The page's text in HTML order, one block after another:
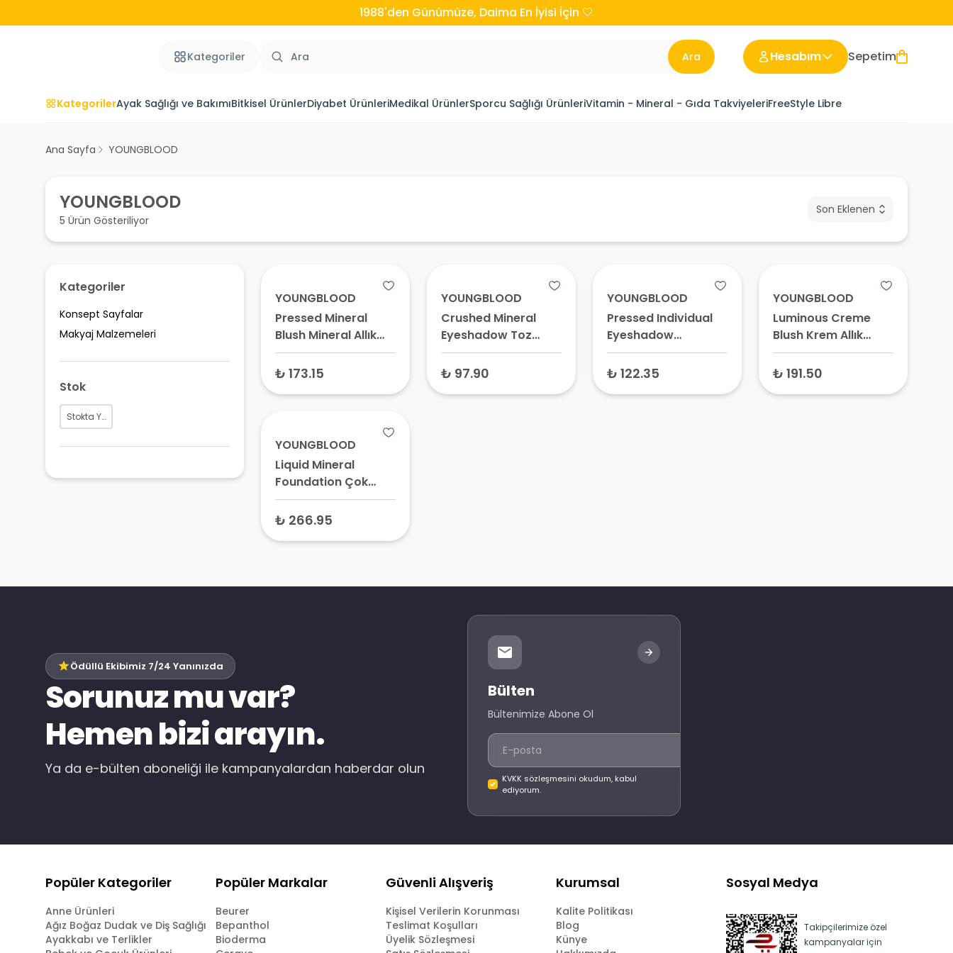
1988'den Günümüze, Daima En İyisi İçin 🤍
Kategoriler Ara Hesabım Sepetim
KategorilerAyak Sağlığı ve BakımıBitkisel ÜrünlerDiyabet ÜrünleriMedikal ÜrünlerSporcu Sağlığı ÜrünleriVitamin - Mineral - Gıda TakviyeleriFreeStyle Libre
Ana Sayfa YOUNGBLOOD
YOUNGBLOOD
5 Ürün Gösteriliyor
Son Eklenen
Kategoriler
Konsept Sayfalar
Makyaj Malzemeleri
Stok
Stokta Yok
YOUNGBLOOD
Pressed Mineral
Blush Mineral Allık
Temptress 3 gr
₺ 173.15
YOUNGBLOOD
Crushed Mineral
Eyeshadow Toz
Mineral Far Raven 2
gr
₺ 97.90
YOUNGBLOOD
Pressed Individual
Eyeshadow
Sıkıştırılmış Göz Farı
Alabaster
₺ 122.35
YOUNGBLOOD
Luminous Creme
Blush Krem Allık
Taffeta 6 gr
₺ 191.50
YOUNGBLOOD
Liquid Mineral
Foundation Çok
Koyu Bronz Tenler
için Fondöten
₺ 266.95
Ödüllü Ekibimiz 7/24 Yanınızda
Sorunuz mu var?
Hemen bizi arayın.
Ya da e-bülten aboneliği ile kampanyalardan haberdar olun
Bülten
Bültenimize Abone Ol
KVKK sözleşmesini okudum, kabul
ediyorum.
Popüler Kategoriler
Anne Ürünleri
Ağız Boğaz Dudak ve Diş Sağlığı
Ayakkabı ve Terlikler
Popüler Markalar
Beurer
Bepanthol
Bioderma
Güvenli Alışveriş
Kişisel Verilerin Korunması
Teslimat Koşulları
Üyelik Sözleşmesi
Kurumsal
Kalite Politikası
Blog
Künye
Sosyal Medya
Takipçilerimize özel
kampanyalar için